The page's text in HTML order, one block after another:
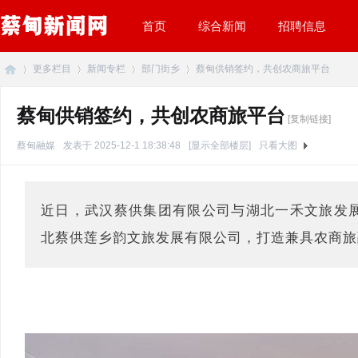
首页 综合新闻 招聘信息
更多栏目 新闻专栏 部门街乡 蔡甸供销签约，共创农商旅平台
蔡甸供销签约，共创农商旅平台 [复制链接]
蔡甸融媒 发表于 2025-12-1 18:38:48 [显示全部楼层] 只看大图
近日，武汉蔡供集团有限公司与湖北一禾文旅发
北蔡供莲乡韵文旅发展有限公司，打造兼具农商